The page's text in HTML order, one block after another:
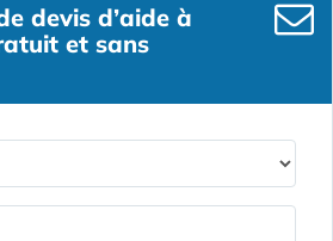
devis d’aide à
et sans